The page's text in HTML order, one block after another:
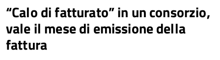
“Calo di fatturato” in un consorzio,
vale il mese di emissione della
fattura